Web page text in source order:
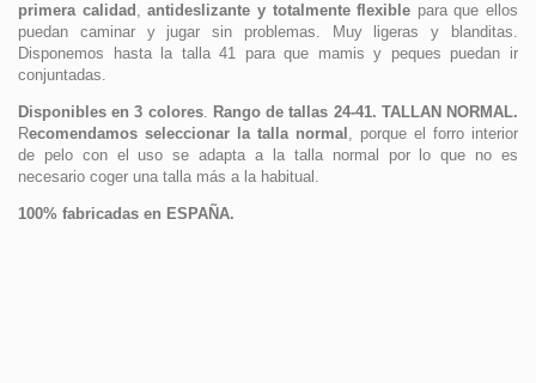
primera calidad ,antideslizante y totalmente flexible para que ellos
puedan caminar y jugar sin problemas. Muy ligeras y blanditas.
Disponemos hasta la talla 41 para que mamis y peques puedan ir
conjuntadas.
Disponibles en 3 colores. Rango de tallas 24-41. TALLAN NORMAL.
Recomendamos seleccionar la talla normal , porque el forro interior
de pelo con el uso se adapta a la talla normal por lo que no es
necesario coger una talla más a la habitual.
100% fabricadas en ESPAÑA.